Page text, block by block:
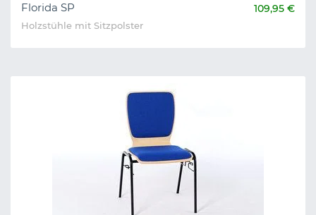
Florida SP 109,95 €
Holzstühle mit Sitzpolster